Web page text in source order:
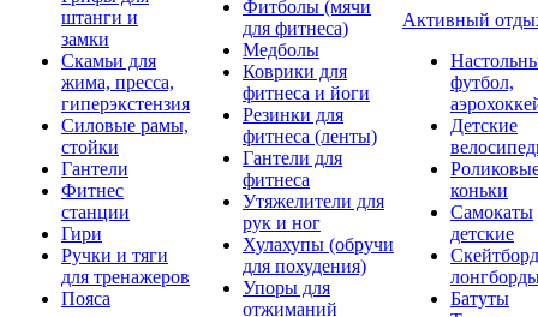
штанги и
замки
Скамьи для
жима, пресса,
гиперэкстензия
Силовые рамы,
стойки
Гантели
Фитнес
станции
Гири
Ручки и тяги
для тренажеров
Пояса
Фитболы (мячи
для фитнеса)
Медболы
Коврики для
фитнеса и йоги
Резинки для
фитнеса (ленты)
Гантели для
фитнеса
Утяжелители для
рук и ног
Хулахупы (обручи
для похудения)
Упоры для
отжиманий
Активный
футбол,
Детские
коньки
Самокаты
детские
Батуты